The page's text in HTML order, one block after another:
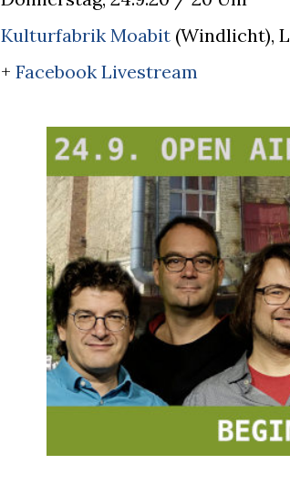
Kulturfabrik Moabit (Windlicht),
+ Facebook Livestream